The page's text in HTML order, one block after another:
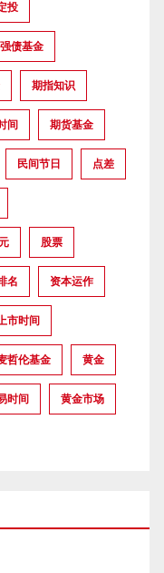
投
债基金
期指知识
间 期货基金
民间节日 点差
股票
名 资本运作
市时间
哲伦基金 黄金
时间 黄金市场